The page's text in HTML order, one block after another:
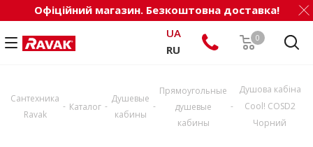
Офіційний магазин. Безкоштовна доставка!
0
UA
RU
Сантехника
Ravak
- Каталог -
Душевые
кабины
-
Прямоугольные
душевые
кабины
-
Душова кабіна
Cool! COSD2
Чорний